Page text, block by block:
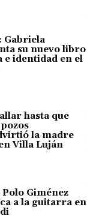
Gabriela
su nuevo libro
e identidad en el
hasta que
la madre
Villa Luján
Giménez
a la guitarra en